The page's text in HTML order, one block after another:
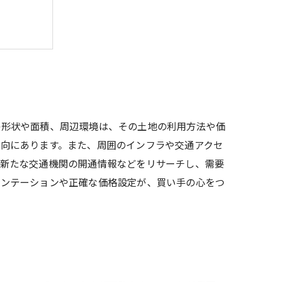
ップ
秘訣
ト
状や面積、周辺環境は、その土地の利用方法や価
にあります。また、周囲のインフラや交通アクセ
たな交通機関の開通情報などをリサーチし、需要
テーションや正確な価格設定が、買い手の心をつ